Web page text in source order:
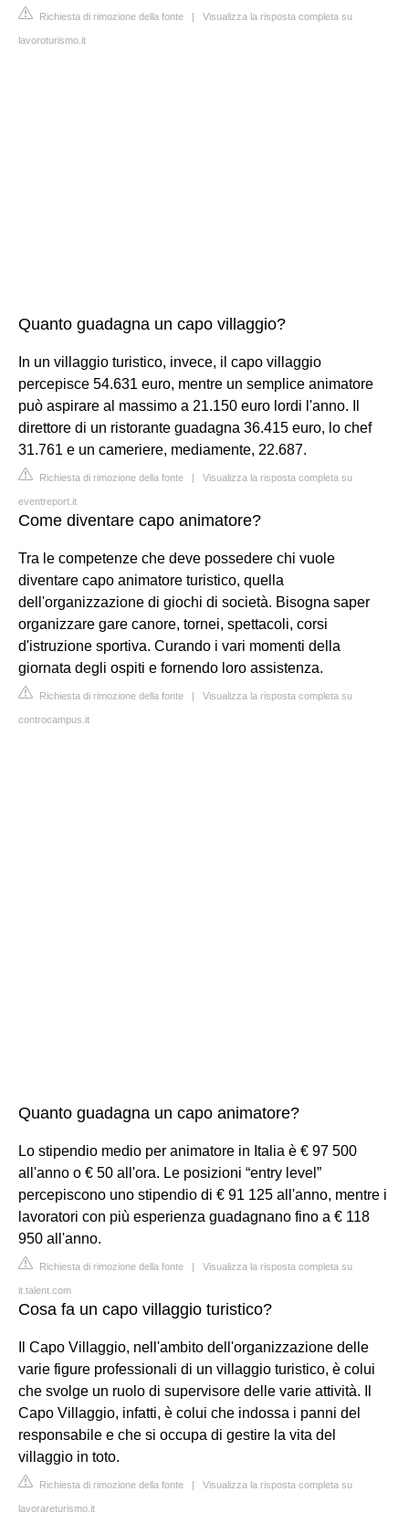
Richiesta di rimozione della fonte | Visualizza la risposta completa su
lavoroturismo.it
Quanto guadagna un capo villaggio?
In un villaggio turistico, invece, il capo villaggio
percepisce 54.631 euro, mentre un semplice animatore
può aspirare al massimo a 21.150 euro lordi l'anno. Il
direttore di un ristorante guadagna 36.415 euro, lo chef
31.761 e un cameriere, mediamente, 22.687.
Richiesta di rimozione della fonte | Visualizza la risposta completa su
eventreport.it
Come diventare capo animatore?
Tra le competenze che deve possedere chi vuole
diventare capo animatore turistico, quella
dell'organizzazione di giochi di società. Bisogna saper
organizzare gare canore, tornei, spettacoli, corsi
d'istruzione sportiva. Curando i vari momenti della
giornata degli ospiti e fornendo loro assistenza.
Richiesta di rimozione della fonte | Visualizza la risposta completa su
controcampus.it
Quanto guadagna un capo animatore?
Lo stipendio medio per animatore in Italia è € 97 500
all'anno o € 50 all'ora. Le posizioni “entry level”
percepiscono uno stipendio di € 91 125 all'anno, mentre i
lavoratori con più esperienza guadagnano fino a € 118
950 all'anno.
Richiesta di rimozione della fonte | Visualizza la risposta completa su
it.talent.com
Cosa fa un capo villaggio turistico?
Il Capo Villaggio, nell'ambito dell'organizzazione delle
varie figure professionali di un villaggio turistico, è colui
che svolge un ruolo di supervisore delle varie attività. Il
Capo Villaggio, infatti, è colui che indossa i panni del
responsabile e che si occupa di gestire la vita del
villaggio in toto.
Richiesta di rimozione della fonte | Visualizza la risposta completa su
lavorareturismo.it